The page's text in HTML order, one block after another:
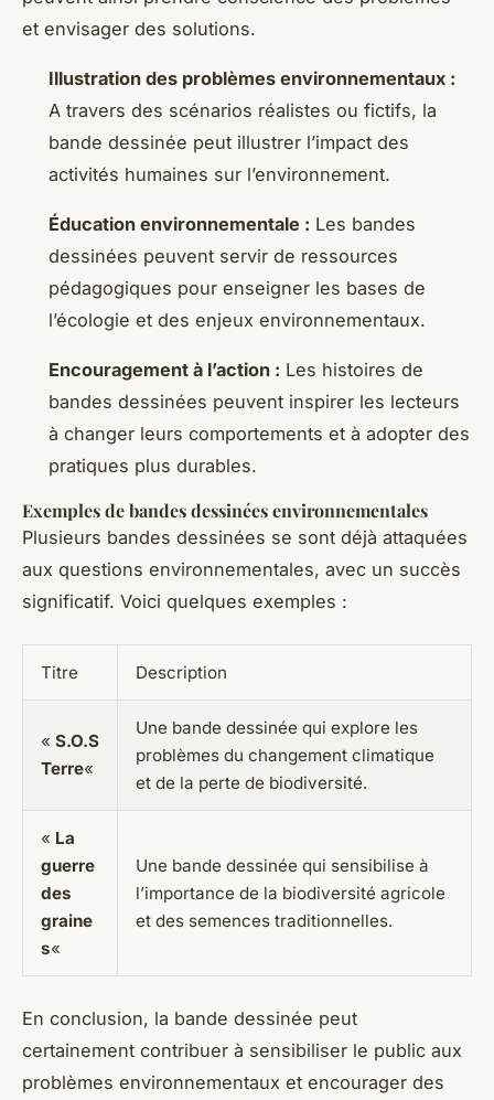
et envisager des solutions.
Illustration des problèmes environnementaux :
A travers des scénarios réalistes ou fictifs, la
bande dessinée peut illustrer l’impact des
activités humaines sur l’environnement.
Éducation environnementale : Les bandes
dessinées peuvent servir de ressources
pédagogiques pour enseigner les bases de
l’écologie et des enjeux environnementaux.
Encouragement à l’action : Les histoires de
bandes dessinées peuvent inspirer les lecteurs
à changer leurs comportements et à adopter des
pratiques plus durables.
Exemples de bandes dessinées environnementales
Plusieurs bandes dessinées se sont déjà attaquées
aux questions environnementales, avec un succès
significatif. Voici quelques exemples :
Titre Description
« S.O.S
Terre«
Une bande dessinée qui explore les
problèmes du changement climatique
et de la perte de biodiversité.
« La
guerre
des
graine
s«
Une bande dessinée qui sensibilise à
l’importance de la biodiversité agricole
et des semences traditionnelles.
En conclusion, la bande dessinée peut
certainement contribuer à sensibiliser le public aux
problèmes environnementaux et encourager des